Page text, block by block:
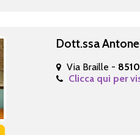
Dott.ssa
Via Braille -
Clicca qui per